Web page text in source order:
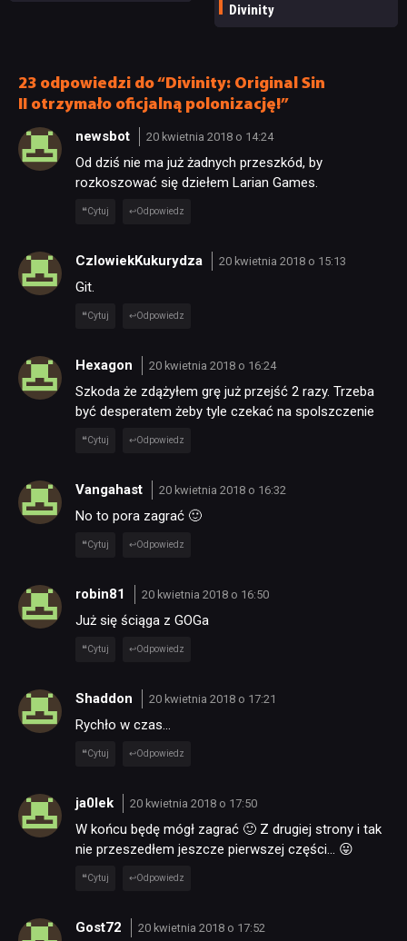
NEWSY
RECENZJE
Divinity
23 odpowiedzi do “Divinity: Original Sin
II otrzymało oficjalną polonizację!”
newsbot 20 kwietnia 2018 o 14:24
Od dziś nie ma już żadnych przeszkód, by
rozkoszować się dziełem Larian Games.
Cytuj Odpowiedz
CzlowiekKukurydza 20 kwietnia 2018 o 15:13
Git.
Cytuj Odpowiedz
Hexagon 20 kwietnia 2018 o 16:24
Szkoda że zdążyłem grę już przejść 2 razy. Trzeba
być desperatem żeby tyle czekać na spolszczenie
Cytuj Odpowiedz
Vangahast 20 kwietnia 2018 o 16:32
No to pora zagrać 🙂
Cytuj Odpowiedz
robin81 20 kwietnia 2018 o 16:50
Już się ściąga z GOGa
Cytuj Odpowiedz
Shaddon 20 kwietnia 2018 o 17:21
Rychło w czas…
Cytuj Odpowiedz
ja0lek 20 kwietnia 2018 o 17:50
W końcu będę mógł zagrać 🙂 Z drugiej strony i tak
nie przeszedłem jeszcze pierwszej części… 😛
Cytuj Odpowiedz
Gost72 20 kwietnia 2018 o 17:52